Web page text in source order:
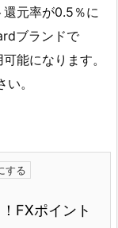
元率が0.5％に
ブランドで
能になります。
。
FXポイント